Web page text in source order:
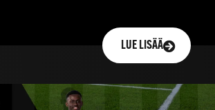
LUE LISÄÄ